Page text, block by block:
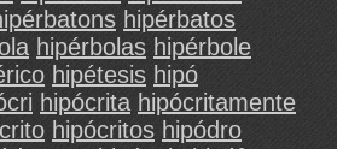
hipérbatos
hipérbolas hipérbole
hipétesis hipó
hipócrita hipócritamente
hipócritos hipódro